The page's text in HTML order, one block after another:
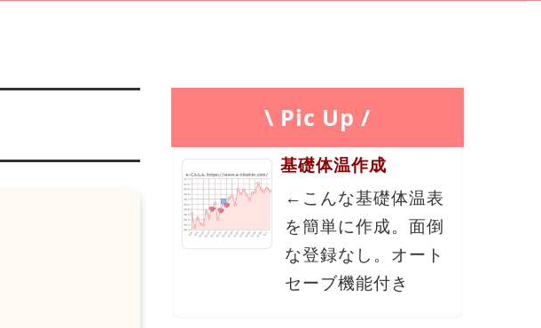
\ Pic Up /
基礎体温作成
←こんな基礎体温表
を簡単に作成。面倒
な登録なし。オート
セーブ機能付き